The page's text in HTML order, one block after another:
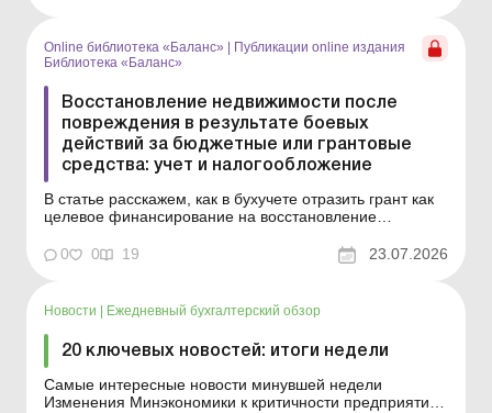
Online библиотека «Баланс»
Публикации online издания
Библиотека «Баланс»
Восстановление недвижимости после
повреждения в результате боевых
действий за бюджетные или грантовые
средства: учет и налогообложение
В статье расскажем, как в бухучете отразить грант как
целевое финансирование на восстановление
имущества, в какой момент отражать доход от такого
финансирования и что делать с расходами на
капитализиро...
0 0 19 23.07.2026
Новости Ежедневный бухгалтерский обзор
20 ключевых новостей: итоги недели
Самые интересные новости минувшей недели
Изменения Минэкономики к критичности предприятий